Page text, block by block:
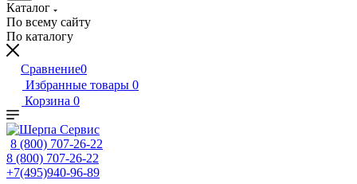
Каталог
По всему сайту
По каталогу
Сравнение0
Избранные товары 0
Корзина 0
8 (800) 707-26-22
8 (800) 707-26-22
+7(495)940-96-89